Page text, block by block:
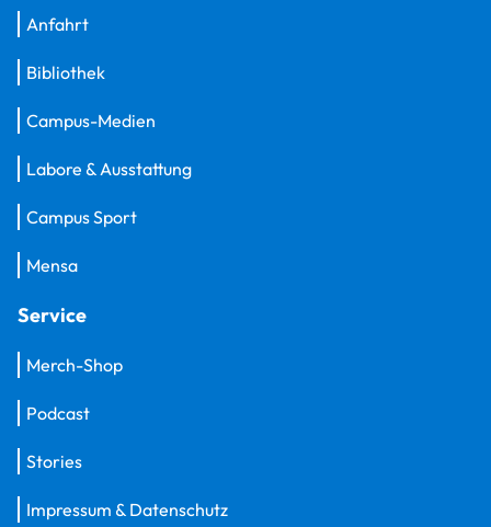
Anfahrt
Bibliothek
Campus-Medien
Labore & Ausstattung
Campus Sport
Mensa
Service
Merch-Shop
Podcast
Stories
Impressum & Datenschutz